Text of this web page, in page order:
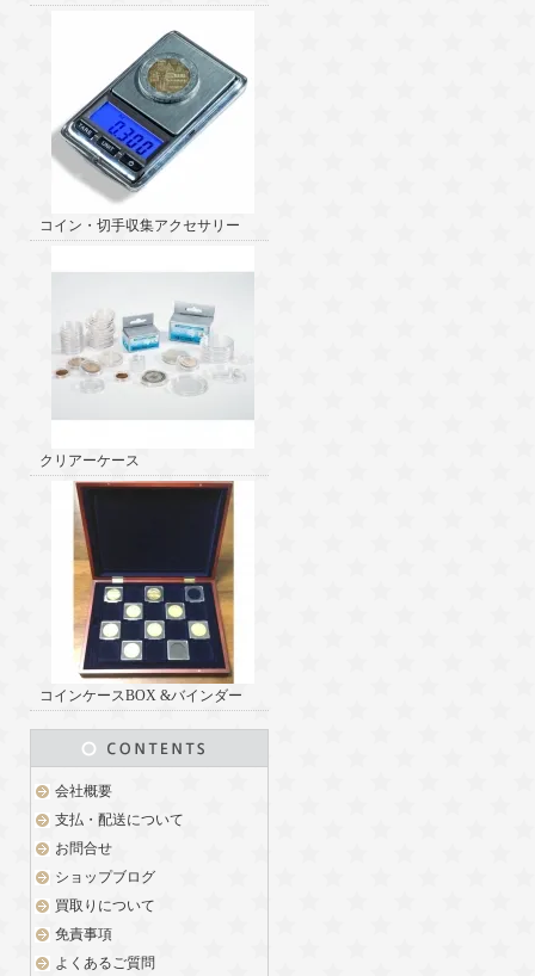
コイン・切手収集アクセサリー
クリアーケース
コインケースBOX &バインダー
会社概要
支払・配送について
お問合せ
ショップブログ
買取りについて
免責事項
よくあるご質問